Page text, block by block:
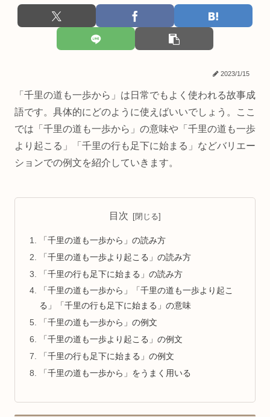
2023/1/15
「千里の道も一歩から」は日常でもよく使われる故事成
語です。具体的にどのように使えばいいでしょう。ここ
では「千里の道も一歩から」の意味や「千里の道も一歩
より起こる」「千里の行も足下に始まる」などバリエー
ションでの例文を紹介していきます。
目次
「千里の道も一歩から」の読み方
「千里の道も一歩より起こる」の読み方
「千里の行も足下に始まる」の読み方
「千里の道も一歩から」「千里の道も一歩より起こ
る」「千里の行も足下に始まる」の意味
「千里の道も一歩から」の例文
「千里の道も一歩より起こる」の例文
「千里の行も足下に始まる」の例文
「千里の道も一歩から」をうまく用いる